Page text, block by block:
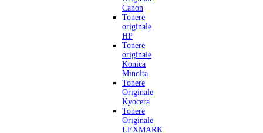
Canon
Tonere
originale
HP
Tonere
originale
Konica
Minolta
Tonere
Originale
Kyocera
Tonere
Originale
LEXMARK